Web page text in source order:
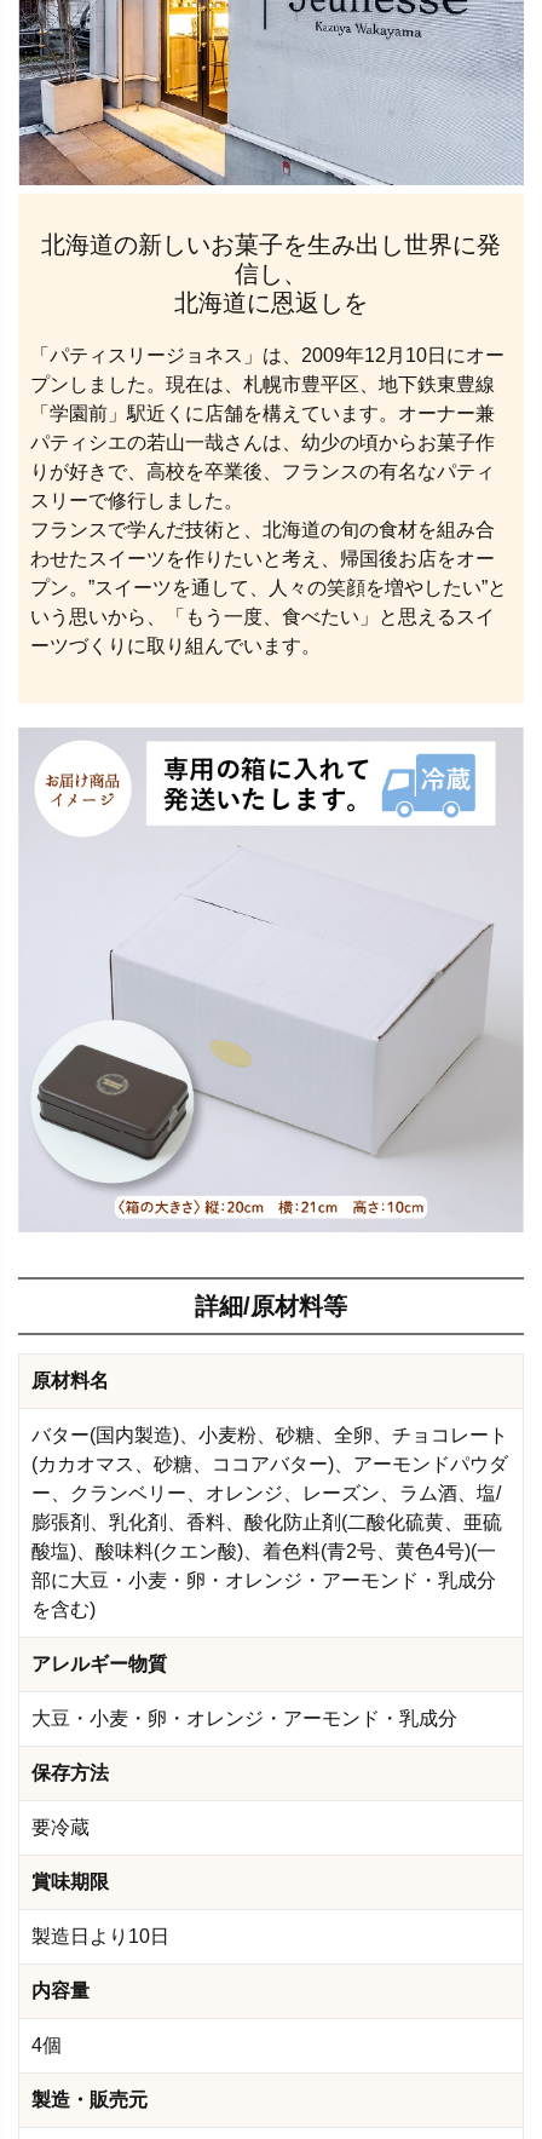
北海道の新しいお菓⼦を⽣み出し世界に発
信し、
北海道に恩返しを
「パティスリージョネス」は、2009年12⽉10⽇にオー
プンしました。現在は、札幌市豊平区、地下鉄東豊線
「学園前」駅近くに店舗を構えています。オーナー兼
パティシエの若山一哉さんは、幼少の頃からお菓⼦作
りが好きで、⾼校を卒業後、フランスの有名なパティ
スリーで修⾏しました。
フランスで学んだ技術と、北海道の旬の⾷材を組み合
わせたスイーツを作りたいと考え、帰国後お店をオー
プン。”スイーツを通して、⼈々の笑顔を増やしたい”と
いう思いから、「もう⼀度、⾷べたい」と思えるスイ
ーツづくりに取り組んでいます。
詳細/原材料等
原材料名
バター(国内製造)、小麦粉、砂糖、全卵、チョコレート
(カカオマス、砂糖、ココアバター)、アーモンドパウダ
ー、クランベリー、オレンジ、レーズン、ラム酒、塩/
膨張剤、乳化剤、香料、酸化防止剤(二酸化硫黄、亜硫
酸塩)、酸味料(クエン酸)、着色料(青2号、黄色4号)(一
部に大豆・小麦・卵・オレンジ・アーモンド・乳成分
を含む)
アレルギー物質
大豆・小麦・卵・オレンジ・アーモンド・乳成分
保存方法
要冷蔵
賞味期限
製造日より10日
内容量
4個
製造・販売元